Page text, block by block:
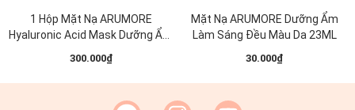
1 Hộp Mặt Nạ ARUMORE
Hyaluronic Acid Mask Dưỡng Ẩm
Làm Sáng Đều Màu Da 23ML (
Xanh Dương )
300.000₫
Mặt Nạ ARUMORE Dưỡng Ẩm
Làm Sáng Đều Màu Da 23ML
30.000₫